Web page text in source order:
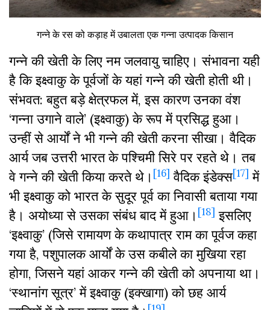
गन्ने के रस को कड़ाह में उबालता एक गन्ना उत्पादक किसान
गन्ने की खेती के लिए नम जलवायु चाहिए। संभावना यही
है कि इक्ष्वाकु के पूर्वजों के यहां गन्ने की खेती होती थी।
संभवत: बहुत बड़े क्षेत्रफल में, इस कारण उनका वंश
‘गन्ना उगाने वाले’ (इक्ष्वाकु) के रूप में प्रसिद्ध हुआ।
उन्हीं से आर्यों ने भी गन्ने की खेती करना सीखा। वैदिक
आर्य जब उत्तरी भारत के पश्चिमी सिरे पर रहते थे। तब
वे गन्ने की खेती किया करते थे। [16] वैदिक इंडेक्स[17] में
भी इक्ष्वाकु को भारत के सुदूर पूर्व का निवासी बताया गया
है। अयोध्या से उसका संबंध बाद में हुआ। [18] इसलिए
‘इक्ष्वाकु’ (जिसे रामायण के कथापात्र राम का पूर्वज कहा
गया है, पशुपालक आर्यों के उस कबीले का मुखिया रहा
होगा, जिसने यहां आकर गन्ने की खेती को अपनाया था।
‘स्थानांग सूत्र’ में इक्ष्वाकु (इक्खागा) को छह आर्य